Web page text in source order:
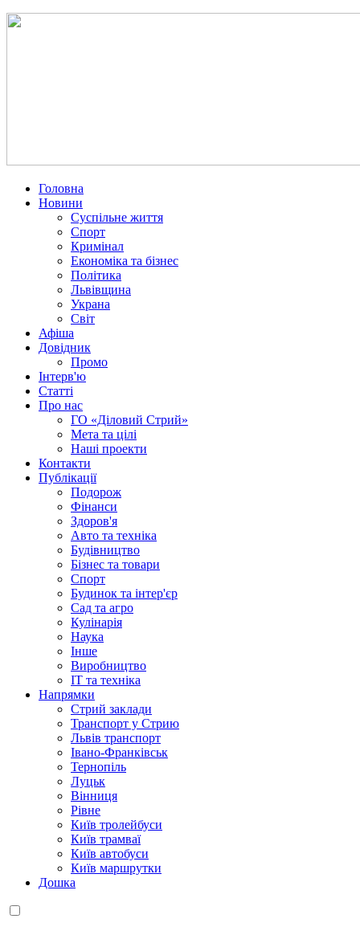
Головна
Новини
Суспільне життя
Спорт
Кримінал
Економіка та бізнес
Політика
Львівщина
Украна
Світ
Афіша
Довідник
Промо
Інтерв'ю
Статті
Про нас
ГО «Діловий Стрий»
Мета та цілі
Наші проекти
Контакти
Публікації
Подорож
Фінанси
Здоров'я
Авто та техніка
Будівництво
Бізнес та товари
Спорт
Будинок та інтер'єр
Сад та агро
Кулінарія
Наука
Інше
Виробництво
IT та техніка
Напрямки
Стрий заклади
Транспорт у Стрию
Львів транспорт
Івано-Франківськ
Тернопіль
Луцьк
Вінниця
Рівне
Київ тролейбуси
Київ трамваї
Київ автобуси
Київ маршрутки
Дошка